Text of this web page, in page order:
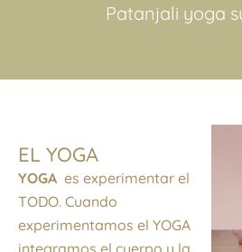
Patanjali yoga
EL YOGA
YOGA es experimentar el
TODO. Cuando
experimentamos el YOGA
integramos el cuerpo y la